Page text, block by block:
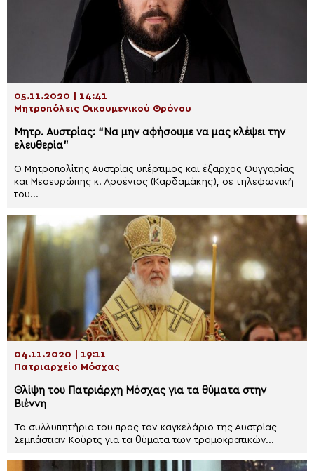
05.11.2020 | 14:41
Μητροπόλεις Οικουμενικού Θρόνου
Μητρ. Αυστρίας: “Να μην αφήσουμε να μας κλέψει την
ελευθερία”
Ο Μητροπολίτης Αυστρίας υπέρτιμος και έξαρχος Ουγγαρίας
και Μεσευρώπης κ. Αρσένιος (Καρδαμάκης), σε τηλεφωνική
του...
04.11.2020 | 19:11
Πατριαρχείο Μόσχας
Θλίψη του Πατριάρχη Μόσχας για τα θύματα στην
Βιέννη
Τα συλλυπητήρια του προς τον καγκελάριο της Αυστρίας
Σεμπάστιαν Κούρτς για τα θύματα των τρομοκρατικών...